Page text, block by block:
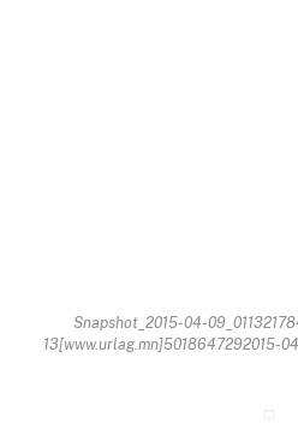
Snapshot_2015-04-
13[www.urlag.mn]5018647292015-